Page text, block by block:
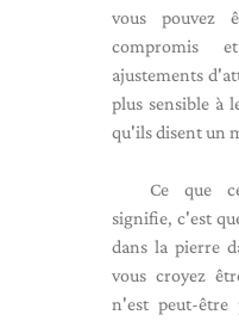
vous pouvez
compromis
ajustements
plus sensible à
qu'ils disent un
Ce que
signifie, c'est
dans la pierre
vous croyez
n'est peut-être